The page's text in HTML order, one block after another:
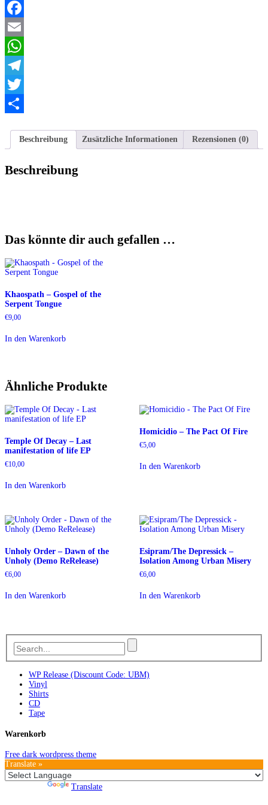
Facebook
Email
WhatsApp
Telegram
Twitter
Beschreibung
Zusätzliche Informationen Rezensionen (0)
Beschreibung
Das könnte dir auch gefallen …
Khaospath – Gospel of the
Serpent Tongue
€9,00
In den Warenkorb
Ähnliche Produkte
Temple Of Decay – Last
manifestation of life EP
€10,00
In den Warenkorb
Homicidio – The Pact Of Fire
€5,00
In den Warenkorb
Unholy Order – Dawn of the
Unholy (Demo ReRelease)
€6,00
In den Warenkorb
Esipram/The Depressick –
Isolation Among Urban Misery
€6,00
In den Warenkorb
WP Release (Discount Code: UBM)
Vinyl
Shirts
CD
Tape
Warenkorb
Free dark wordpress theme
Translate »
Translate